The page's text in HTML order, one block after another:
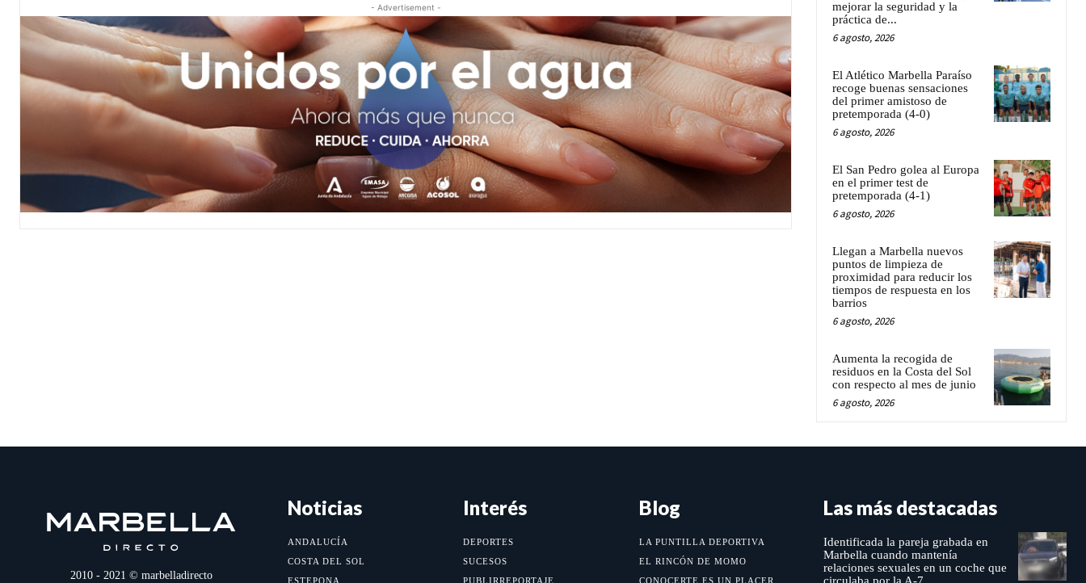
- Advertisement -
mejorar la seguridad y la
práctica de...
6 agosto, 2026
El Atlético Marbella Paraíso
recoge buenas sensaciones
del primer amistoso de
pretemporada (4-0)
6 agosto, 2026
El San Pedro golea al Europa
en el primer test de
pretemporada (4-1)
6 agosto, 2026
Llegan a Marbella nuevos
puntos de limpieza de
proximidad para reducir los
tiempos de respuesta en los
barrios
6 agosto, 2026
Aumenta la recogida de
residuos en la Costa del Sol
con respecto al mes de junio
6 agosto, 2026
2010 - 2021 © marbelladirecto
Noticias
ANDALUCÍA
COSTA DEL SOL
ESTEPONA
Interés
DEPORTES
SUCESOS
PUBLIRREPORTAJE
Blog
LA PUNTILLA DEPORTIVA
EL RINCÓN DE MOMO
CONOCERTE ES UN PLACER
Las más destacadas
Identificada la pareja grabada en
Marbella cuando mantenía
relaciones sexuales en un coche que